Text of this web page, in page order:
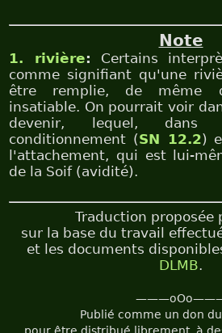
Note
1. rivière: Certains
comme signifiant qu'une
être remplie, de même
insatiable. On pourrait voir
devenir, lequel,
conditionnement (SN 12.2)
l'attachement, qui est lui-
de la Soif (avidité).
Traduction proposée
sur la base du travail
et les documents
DLMB.
Publié comme un don